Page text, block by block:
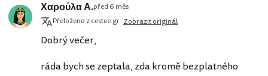
Χαρούλα Α.před 6 měs
Přeloženo z cestee.gr Zobrazit originál
Dobrý večer,
ráda bych se zeptala, zda kromě bezplatného